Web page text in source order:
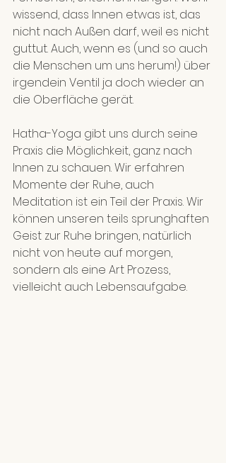
wissend, dass Innen etwas ist, das
nicht nach Außen darf, weil es nicht
guttut. Auch, wenn es (und so auch
die Menschen um uns herum!) über
irgendein Ventil ja doch wieder an
die Oberfläche gerät.
Hatha-Yoga gibt uns durch seine
Praxis die Möglichkeit, ganz nach
Innen zu schauen. Wir erfahren
Momente der Ruhe, auch
Meditation ist ein Teil der Praxis. Wir
können unseren teils sprunghaften
Geist zur Ruhe bringen, natürlich
nicht von heute auf morgen,
sondern als eine Art Prozess,
vielleicht auch Lebensaufgabe.